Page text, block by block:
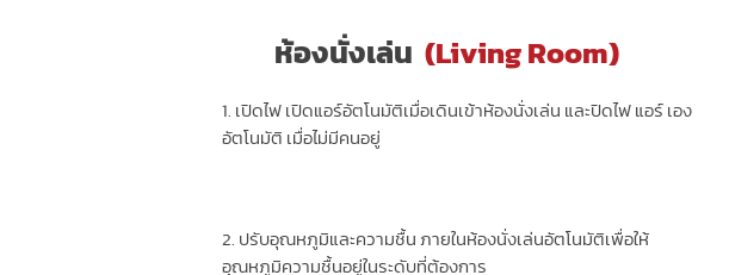
ห้องนั่งเล่น (Living Room)
1. เปิดไฟ เปิดแอร์อัตโนมัติเมื่อเดินเข้าห้องนั่งเล่น และปิดไฟ แอร์ เอง
อัตโนมัติ เมื่อไม่มีคนอยู่
2. ปรับอุณหภูมิและความชื้น ภายในห้องนั่งเล่นอัตโนมัติเพื่อให้
อุณหภูมิความชื้นอยู่ในระดับที่ต้องการ